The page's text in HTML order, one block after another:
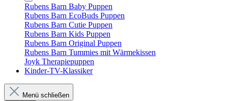
Rubens Barn Baby Puppen
Rubens Barn EcoBuds Puppen
Rubens Barn Cutie Puppen
Rubens Barn Kids Puppen
Rubens Barn Original Puppen
Rubens Barn Tummies mit Wärmekissen
Joyk Therapiepuppen
Kinder-TV-Klassiker
Menü schließen